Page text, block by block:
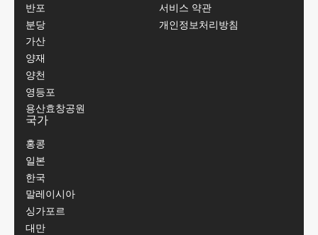
반포
분당
가산
양재
양천
영등포
용산효창공원
서비스 약관
개인정보처리방침
국가
홍콩
일본
한국
말레이시아
싱가포르
대만